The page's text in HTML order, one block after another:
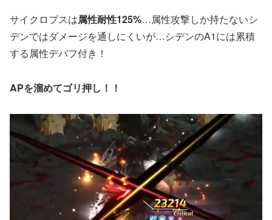
サイクロプスは属性耐性125%…属性攻撃しか持たないシ
デンではダメージを通しにくいが…シデンのA1には累積
する属性デバフ付き！
APを溜めてゴリ押し！！